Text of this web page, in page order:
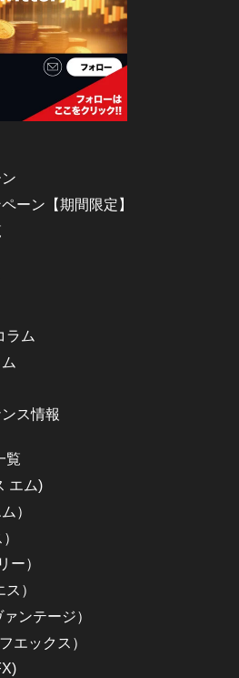
ーン【期間限定】
ラム
ス情報
覧
エム)
）
ー）
）
ンテージ）
エックス）